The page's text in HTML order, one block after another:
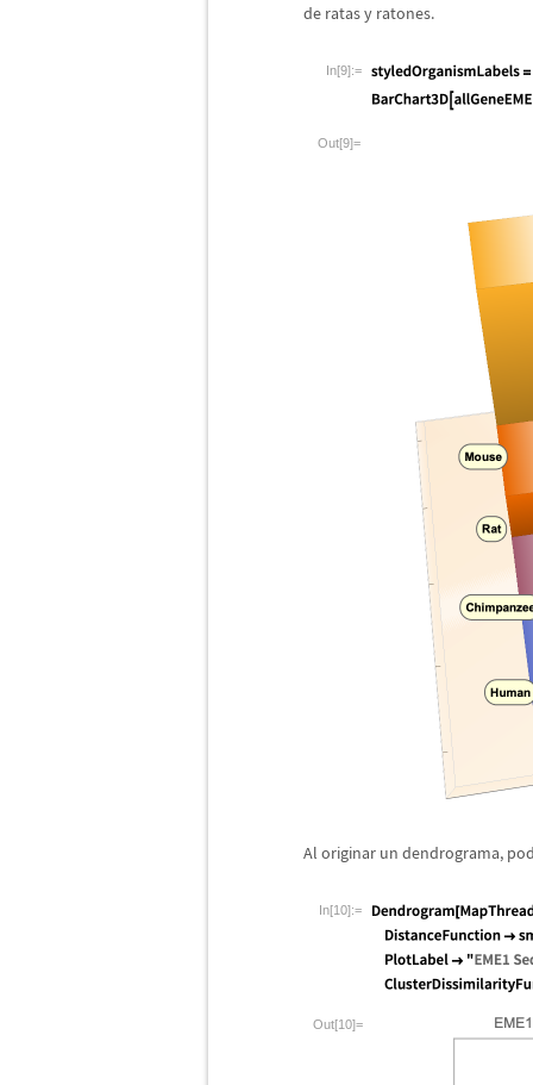
de ratas y ratones.
In[9]:=
Out[9]=
Al originar un dendrograma,
In[10]:=
Out[10]=